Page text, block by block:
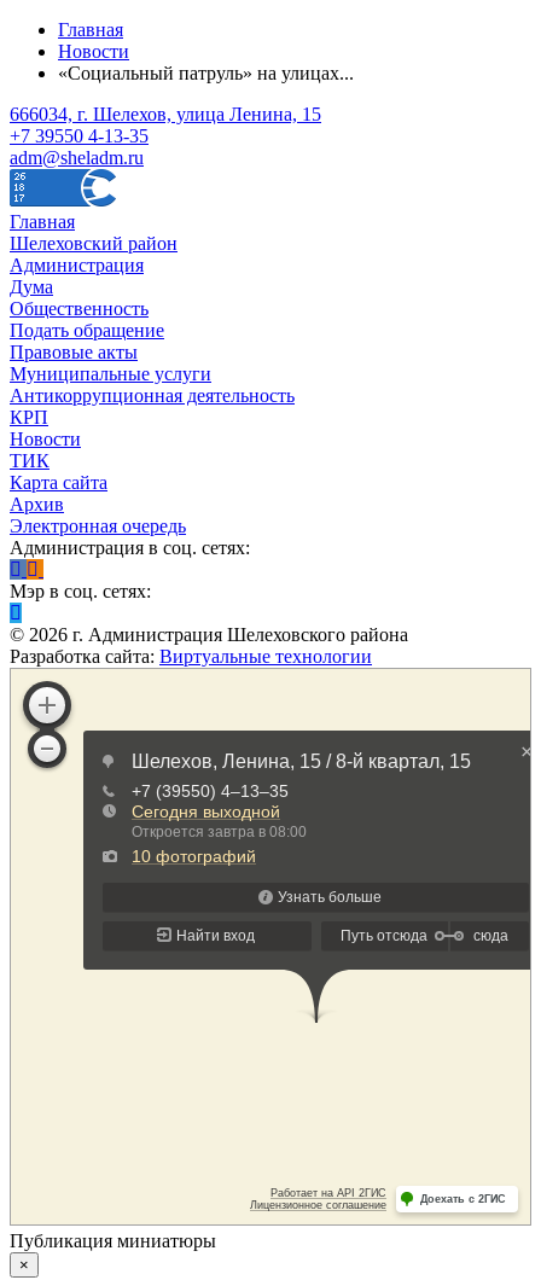
Главная
Новости
«Социальный патруль» на улицах...
666034, г. Шелехов, улица Ленина, 15
+7 39550 4-13-35
adm@sheladm.ru
Главная
Шелеховский район
Администрация
Дума
Общественность
Подать обращение
Правовые акты
Муниципальные услуги
Антикоррупционная деятельность
КРП
Новости
ТИК
Карта сайта
Архив
Электронная очередь
Администрация в соц. сетях:
Мэр в соц. сетях:
© 2026 г. Администрация Шелеховского района
Разработка сайта: Виртуальные технологии
Публикация миниатюры
×